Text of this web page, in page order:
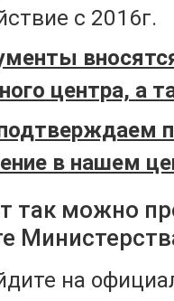
с 2016г.
центра, а
в нашем
так можно
на